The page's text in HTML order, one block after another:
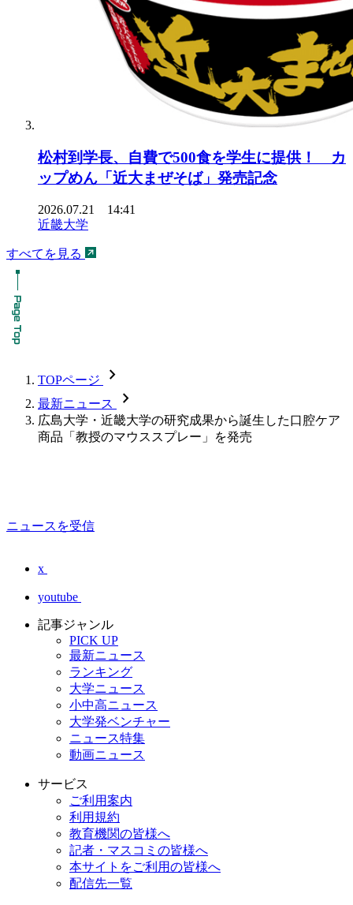
松村到学長、自費で500食を学生に提供！ カ
ップめん「近大まぜそば」発売記念
2026.07.21 14:41
近畿大学
すべてを見る
TOPページ chevron_forward
最新ニュース chevron_forward
広島大学・近畿大学の研究成果から誕生した口腔ケア
商品「教授のマウススプレー」を発売
ニュースを受信
x
youtube
記事ジャンル
PICK UP
最新ニュース
ランキング
大学ニュース
小中高ニュース
大学発ベンチャー
ニュース特集
動画ニュース
サービス
ご利用案内
利用規約
教育機関の皆様へ
記者・マスコミの皆様へ
本サイトをご利用の皆様へ
配信先一覧